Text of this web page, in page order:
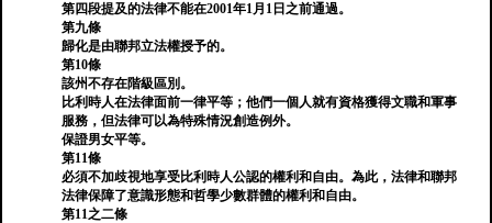
第四段提及的法律不能在2001年1月1日之前通過。
第九條
歸化是由聯邦立法權授予的。
第10條
該州不存在階級區別。
比利時人在法律面前一律平等；他們一個人就有資格獲得文職和軍事
服務，但法律可以為特殊情況創造例外。
保證男女平等。
第11條
必須不加歧視地享受比利時人公認的權利和自由。為此，法律和聯邦
法律保障了意識形態和哲學少數群體的權利和自由。
第11之二條